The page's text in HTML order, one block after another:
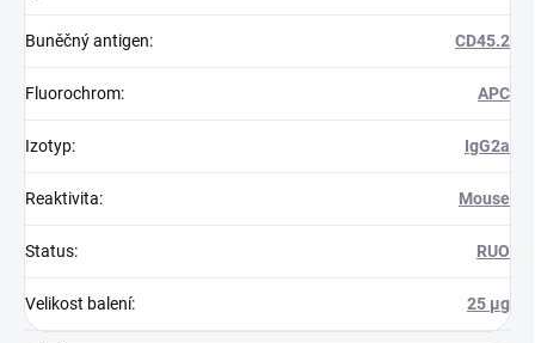
Buněčný antigen: CD45.2
Fluorochrom: APC
Izotyp: IgG2a
Reaktivita: Mouse
Status: RUO
Velikost balení: 25 µg